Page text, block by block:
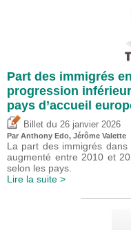
Part des immigrés
progression
pays d’accueil
Billet du 26 janvier 2026
Par Anthony Edo, Jérôme Valette
La part des immigrés
augmenté entre 2010 et
selon les pays.
Lire la suite >